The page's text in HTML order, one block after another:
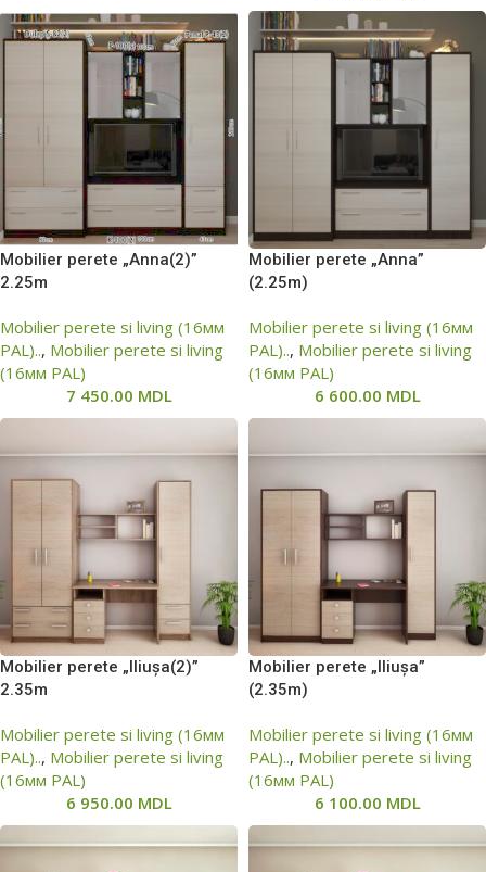
Mobilier perete „Anna(2)”
2.25m
Mobilier perete si living (16мм
PAL).., Mobilier perete si living
(16мм PAL)
7 450.00 MDL
Mobilier perete „Anna”
(2.25m)
Mobilier perete si living (16мм
PAL).., Mobilier perete si living
(16мм PAL)
6 600.00 MDL
Mobilier perete „Iliușa(2)”
2.35m
Mobilier perete si living (16мм
PAL).., Mobilier perete si living
(16мм PAL)
6 950.00 MDL
Mobilier perete „Iliușa”
(2.35m)
Mobilier perete si living (16мм
PAL).., Mobilier perete si living
(16мм PAL)
6 100.00 MDL